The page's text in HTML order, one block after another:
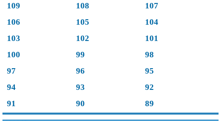
109
108
107
106
105
104
103
102
101
100
99
98
97
96
95
94
93
92
91
90 89